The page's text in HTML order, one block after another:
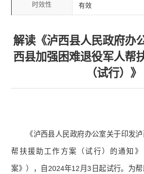
时效性 有效
解读《泸西县人民政府办
西县加强困难退役军人帮
（试行）》
《泸西县人民政府办公室关于印发
帮扶援助工作方案（试行）的通知
案》），自2024年12月3日起试行。为帮